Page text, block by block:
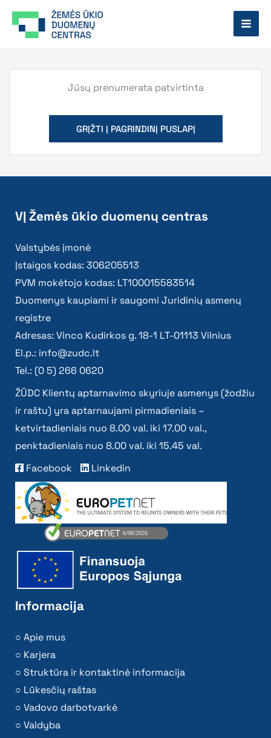
prie
Jūsų prenumerata patvirtinta
GRĮŽTI Į PAGRINDINĮ PUSLAPĮ
VĮ Žemės ūkio duomenų centras
Valstybės įmonė
Įstaigos kodas: 306205513
PVM mokėtojo kodas: LT100015583514
Duomenys kaupiami ir saugomi Juridinių asmenų
registre
Adresas: Vinco Kudirkos g. 18-1 LT-01113 Vilnius
El.p.: info@zudc.lt
Tel.: (0 5) 266 0620
ŽŪDC Klientų aptarnavimo skyriuje asmenys (žodžiu
ir raštu) yra aptarnaujami pirmadieniais –
ketvirtadieniais nuo 8.00 val. iki 17.00 val.,
penktadieniais nuo 8.00 val. iki 15.45 val.
Facebook
Linkedin
Informacija
Apie mus
Karjera
Struktūra ir kontaktinė informacija
Lūkesčių raštas
Vadovo darbotvarkė
Valdyba